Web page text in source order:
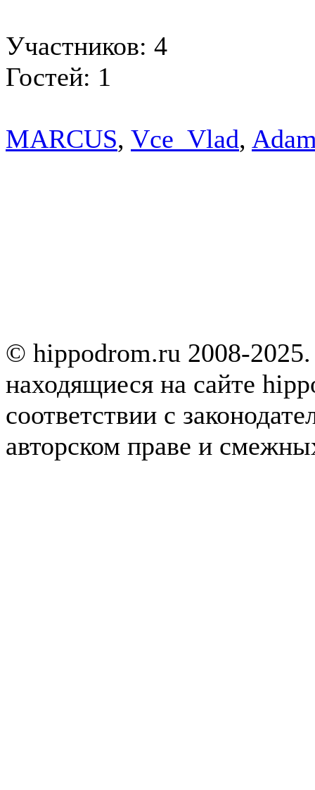
Участников: 4
Гостей: 1
MARCUS, Vce_Vlad,
© hippodrom.ru 2008-
находящиеся на сайте
соответствии с
авторском праве и